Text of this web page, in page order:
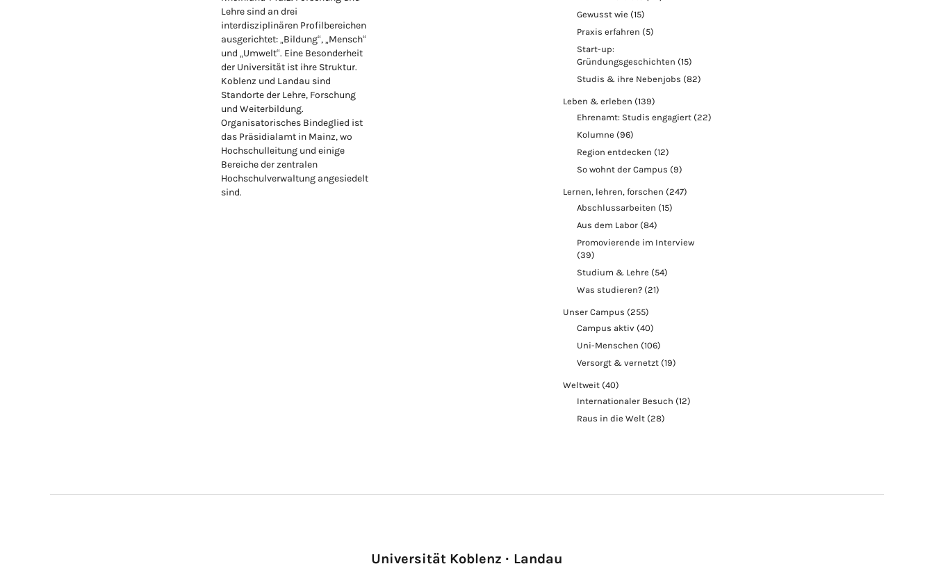
Lehre sind an drei
interdisziplinären Profilbereichen
ausgerichtet: „Bildung“, „Mensch“
und „Umwelt“. Eine Besonderheit
der Universität ist ihre Struktur.
Koblenz und Landau sind
Standorte der Lehre, Forschung
und Weiterbildung.
Organisatorisches Bindeglied ist
das Präsidialamt in Mainz, wo
Hochschulleitung und einige
Bereiche der zentralen
Hochschulverwaltung angesiedelt
sind.
Gewusst wie (15)
Praxis erfahren (5)
Start-up:
Gründungsgeschichten (15)
Studis & ihre Nebenjobs (82)
Leben & erleben (139)
Ehrenamt: Studis engagiert (22)
Kolumne (96)
Region entdecken (12)
So wohnt der Campus (9)
Lernen, lehren, forschen (247)
Abschlussarbeiten (15)
Aus dem Labor (84)
Promovierende im Interview
(39)
Studium & Lehre (54)
Was studieren? (21)
Unser Campus (255)
Campus aktiv (40)
Uni-Menschen (106)
Versorgt & vernetzt (19)
Weltweit (40)
Internationaler Besuch (12)
Raus in die Welt (28)
Universität Koblenz · Landau